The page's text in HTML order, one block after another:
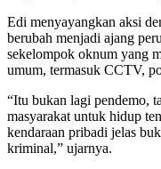
Edi menyayangkan aksi
berubah menjadi ajang
sekelompok oknum yang
umum, termasuk CCTV,
“Itu bukan lagi pendemo,
masyarakat untuk hidup
kendaraan pribadi jelas
kriminal,” ujarnya.